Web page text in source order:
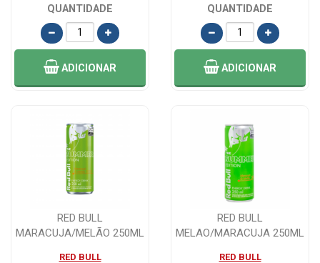
QUANTIDADE
ADICIONAR
QUANTIDADE
ADICIONAR
RED BULL
MARACUJA/MELÃO 250ML
RED BULL
RED BULL
MELAO/MARACUJA 250ML
RED BULL